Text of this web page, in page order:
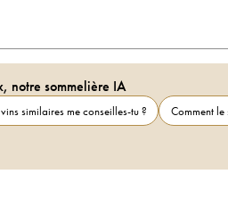
notre sommelière IA
similaires me conseilles-tu ? Comment le